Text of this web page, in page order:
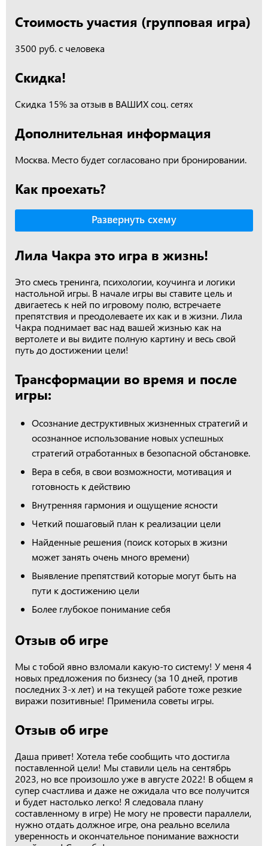
Стоимость участия (групповая игра)
3500 руб. с человека
Скидка!
Скидка 15% за отзыв в ВАШИХ соц. сетях
Дополнительная информация
Москва. Место будет согласовано при бронировании.
Как проехать?
Развернуть схему
Лила Чакра это игра в жизнь!
Это смесь тренинга, психологии, коучинга и логики
настольной игры. В начале игры вы ставите цель и
двигаетесь к ней по игровому полю, встречаете
препятствия и преодолеваете их как и в жизни. Лила
Чакра поднимает вас над вашей жизнью как на
вертолете и вы видите полную картину и весь свой
путь до достижении цели!
Трансформации во время и после
игры:
Осознание деструктивных жизненных стратегий и
осознанное использование новых успешных
стратегий отработанных в безопасной обстановке.
Вера в себя, в свои возможности, мотивация и
готовность к действию
Внутренняя гармония и ощущение ясности
Четкий пошаговый план к реализации цели
Найденные решения (поиск которых в жизни
может занять очень много времени)
Выявление препятствий которые могут быть на
пути к достижению цели
Более глубокое понимание себя
Отзыв об игре
Мы с тобой явно взломали какую-то систему! У меня 4
новых предложения по бизнесу (за 10 дней, против
последних 3-х лет) и на текущей работе тоже резкие
виражи позитивные! Применила советы игры.
Отзыв об игре
Даша привет! Хотела тебе сообщить что достигла
поставленной цели! Мы ставили цель на сентябрь
2023, но все произошло уже в августе 2022! В общем я
супер счастлива и даже не ожидала что все получится
и будет настолько легко! Я следовала плану
составленному в игре) Не могу не провести параллели,
нужно отдать должное игре, она реально вселила
уверенность и окончательное понимание важности